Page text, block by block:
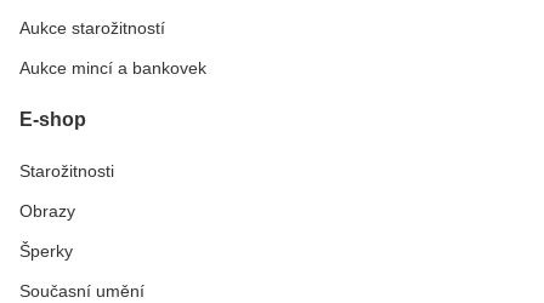
Aukce starožitností
Aukce mincí a bankovek
E-shop
Starožitnosti
Obrazy
Šperky
Současní umění